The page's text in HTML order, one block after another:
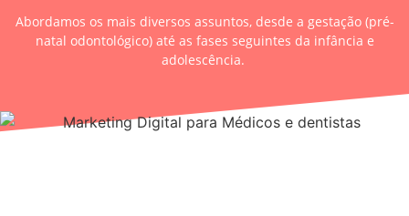
Abordamos os mais diversos assuntos, desde a gestação (pré-
natal odontológico) até as fases seguintes da infância e
adolescência.